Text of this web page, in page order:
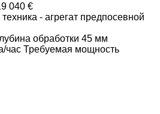
040 €
- агрегат предпосевной
обработки 45 мм
час Требуемая мощность